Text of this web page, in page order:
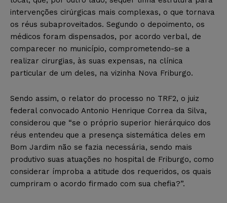
intervenções cirúrgicas mais complexas, o que tornava
os réus subaproveitados. Segundo o depoimento, os
médicos foram dispensados, por acordo verbal, de
comparecer no município, comprometendo-se a
realizar cirurgias, às suas expensas, na clínica
particular de um deles, na vizinha Nova Friburgo.
Sendo assim, o relator do processo no TRF2, o juiz
federal convocado Antonio Henrique Correa da Silva,
considerou que “se o próprio superior hierárquico dos
réus entendeu que a presença sistemática deles em
Bom Jardim não se fazia necessária, sendo mais
produtivo suas atuações no hospital de Friburgo, como
considerar ímproba a atitude dos requeridos, os quais
cumpriram o acordo firmado com sua chefia?”.